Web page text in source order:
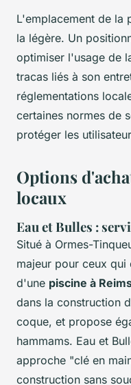
L'emplacement de la
la légère. Un
optimiser l'usage de
tracas liés à son
réglementations
certaines normes de
protéger les
Options
locaux
Eau et Bulles :
Situé à Ormes-
majeur pour ceux
d'une piscine à
dans la construction
coque, et propose
hammams. Eau et
approche "clé en
construction sans